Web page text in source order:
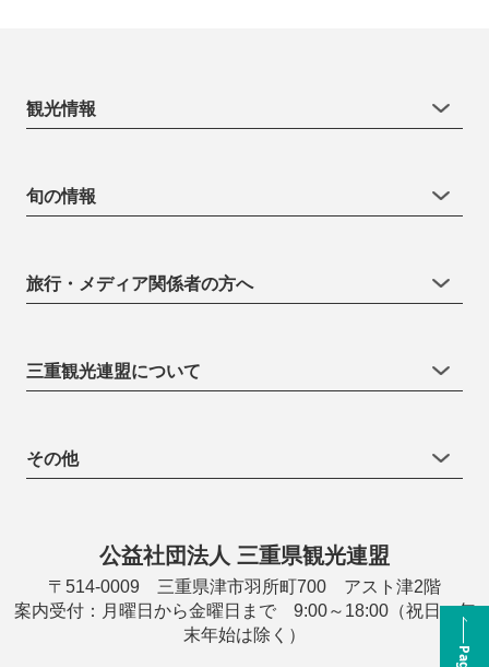
観光情報
旬の情報
旅行・メディア関係者の方へ
三重観光連盟について
その他
公益社団法人 三重県観光連盟
〒514-0009 三重県津市羽所町700 アスト津2階
案内受付：月曜日から金曜日まで 9:00～18:00（祝日・年
末年始は除く）